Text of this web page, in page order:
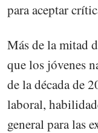
para aceptar
Más de la mitad
que los jóvenes
de la década de
laboral,
general para las